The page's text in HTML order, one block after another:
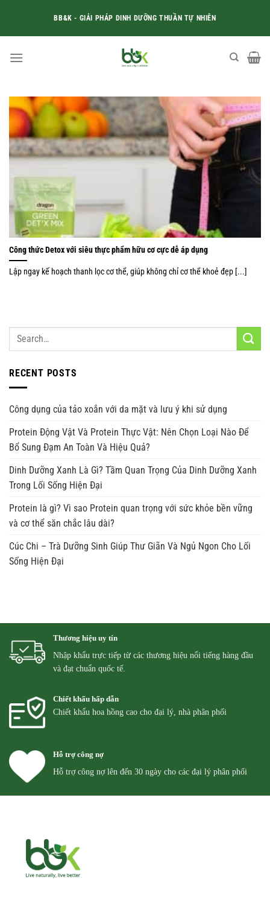
content
BB&K - GIẢI PHÁP DINH DƯỠNG THUẦN TỰ NHIÊN
Công thức Detox với siêu thực phẩm hữu cơ cực dễ áp dụng
Lập ngay kế hoạch thanh lọc cơ thể, giúp không chỉ cơ thể khoẻ đẹp [...]
RECENT POSTS
Công dụng của tảo xoắn với da mặt và lưu ý khi sử dụng
Protein Động Vật Và Protein Thực Vật: Nên Chọn Loại Nào Để
Bổ Sung Đạm An Toàn Và Hiệu Quả?
Dinh Dưỡng Xanh Là Gì? Tầm Quan Trọng Của Dinh Dưỡng Xanh
Trong Lối Sống Hiện Đại
Protein là gì? Vì sao Protein quan trọng với sức khỏe bền vững
và cơ thể săn chắc lâu dài?
Cúc Chi – Trà Dưỡng Sinh Giúp Thư Giãn Và Ngủ Ngon Cho Lối
Sống Hiện Đại
Thương hiệu uy tín
Nhập khẩu trực tiếp từ các thương hiệu nổi tiếng hàng đầu
và đạt chuẩn quốc tế.
Chiết khấu hấp dẫn
Chiết khẩu hoa hồng cao cho đại lý, nhà phân phối
Hỗ trợ công nợ
Hỗ trợ công nợ lên đến 30 ngày cho các đại lý phân phối